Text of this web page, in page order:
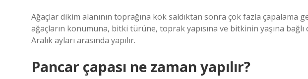
Ağaçlar dikim alanının toprağına kök saldıktan sonra çok fazla çapalama
ağaçların konumuna, bitki türüne, toprak yapısına ve bitkinin yaşına bağlı
Aralık ayları arasında yapılır.
Pancar çapası ne zaman yapılır?